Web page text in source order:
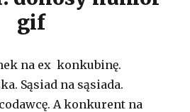
na ex konkubinę.
Sąsiad na sąsiada.
A konkurent na